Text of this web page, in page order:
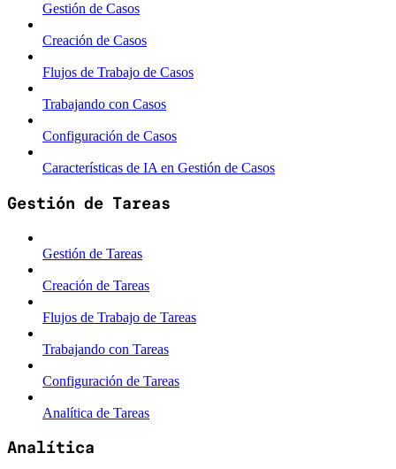
Gestión de Casos
Creación de Casos
Flujos de Trabajo de Casos
Trabajando con Casos
Configuración de Casos
Características de IA en Gestión de Casos
Gestión de Tareas
Gestión de Tareas
Creación de Tareas
Flujos de Trabajo de Tareas
Trabajando con Tareas
Configuración de Tareas
Analítica de Tareas
Analítica